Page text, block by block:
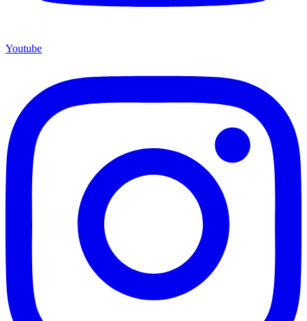
Youtube